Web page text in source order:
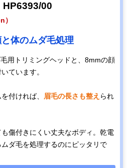
HP6393/00
）
体のムダ毛処理
用トリミングヘッドと、8mmの顔
ています。
付ければ、 眉毛の長さも整え られ
傷付きにくい丈夫なボディ。乾電
ダ毛を処理するのにピッタリで